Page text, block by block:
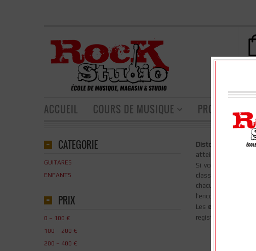
ACCUEIL COURS DE MUSIQUE PRODUITS
Distortion wha-
atteindre
Si vous êtes un
classiques s’y
chacun d’entre
l’encombrement de
Les effets
registre ou en étant
CATEGORIE
GUITARES
ENFANTS
PRIX
0 – 100 €
100 – 200 €
200 – 400 €